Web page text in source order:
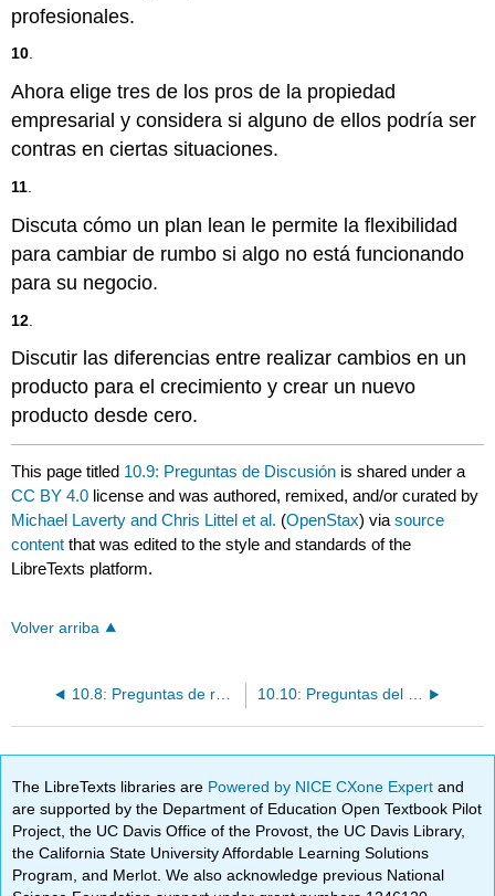
profesionales.
10.
Ahora elige tres de los pros de la propiedad
empresarial y considera si alguno de ellos podría ser
contras en ciertas situaciones.
11
Discuta cómo un plan lean le permite la flexibilidad
para cambiar de rumbo si algo no está funcionando
para su negocio.
12
Discutir las diferencias entre realizar cambios en un
producto para el crecimiento y crear un nuevo
producto desde cero.
This page titled 10.9: Preguntas de Discusión is shared under a
CC BY 4.0 license and was authored, remixed, and/or curated by
Michael Laverty and Chris Littel et al. (OpenStax) viasource
content that was edited to the style and standards of the
LibreTexts platform.
Volver arriba
10.8: Preguntas de revisión 10.10: Preguntas del Caso
The LibreTexts libraries are Powered by NICE CXone Expertand
are supported by the Department of Education Open Textbook Pilot
Project, the UC Davis Office of the Provost, the UC Davis Library,
the California State University Affordable Learning Solutions
Program, and Merlot. We also acknowledge previous National